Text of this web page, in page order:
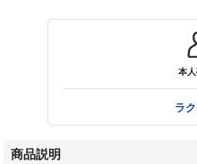
本
ラ
商品説明